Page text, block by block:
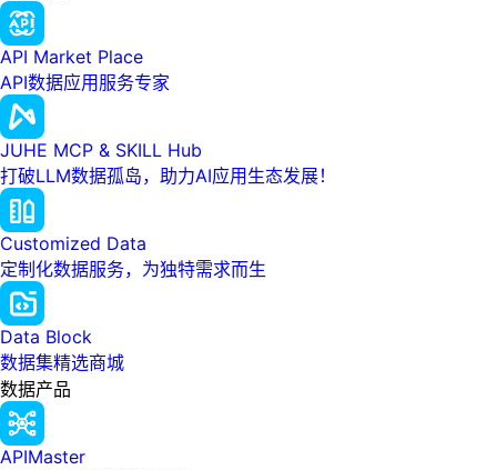
API Market Place
API数据应用服务专家
JUHE MCP & SKILL Hub
打破LLM数据孤岛，助力AI应用生态发展！
Customized Data
定制化数据服务，为独特需求而生
Data Block
数据集精选商城
数据产品
APIMaster